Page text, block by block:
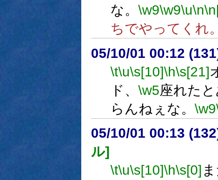
な。 \w9\w9\u\n
ちでやってくれ
05/10/01 00:12
\t\u\s[10]\h\s[21]
ド、 \w5座れた
らんねぇな。 \w9
05/10/01 00:13
ル]
\t\u\s[10]\h\s[0]